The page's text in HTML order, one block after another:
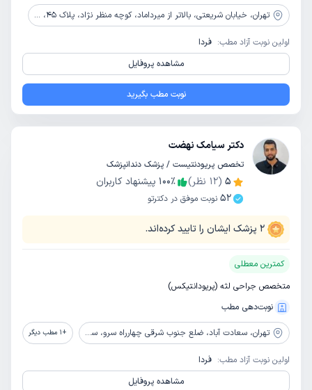
تهران، خیابان شریعتی، بالاتر از میرداماد، کوچه منظر نژاد، پلاک 45، طبقه 1، واحد 3
اولین نوبت آزاد مطب: فردا
مشاهده پروفایل
نوبت مطب بگیرید
دکتر سیامک نهضت
تخصص پریودنتیست / پزشک دندانپزشک
5
(
12 نظر) 100٪
پیشنهاد کاربران
52 نوبت موفق در دکترتو
2 پزشک ایشان را تایید کرده‌اند.
کمترین معطلی
متخصص جراحی لثه (پریودانتیکس)
نوبت‌دهی مطب
تهران، سعادت آباد، ضلع جنوب شرقی چهارراه سرو، ساختمان زیتون، پلاک 9، طبقه دوم، واحد 2 +
1 مطب دیگر
اولین نوبت آزاد مطب: فردا
مشاهده پروفایل